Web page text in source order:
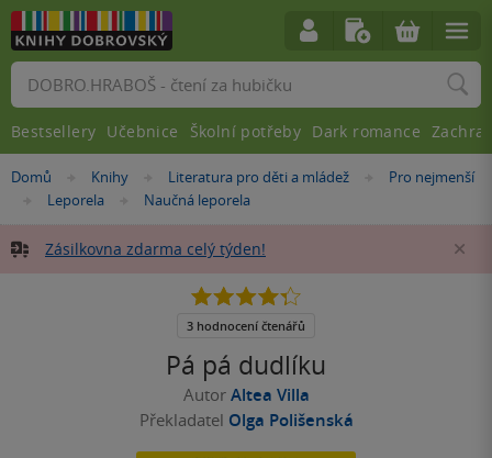
Nacházíte
Domů »Knihy »Literatura pro děti a mládež »Pro nejmenší
»
Leporela »
Naučná leporela
Zásilkovna zdarma celý týden!
Pá pá dudlíku
Autor Altea Villa
Překladatel Olga Polišenská
4.3
5
3 hodnocení čtenářů
Vyhledávání
Bestsellery Učebnice Školní potřeby Dark romance